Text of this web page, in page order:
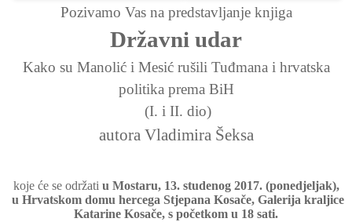
Pozivamo Vas na predstavljanje knjiga
Državni udar
Kako su Manolić i Mesić rušili Tuđmana i hrvatska
politika prema BiH
(I. i II. dio)
autora Vladimira Šeksa
koje će se održati u Mostaru, 13. studenog 2017. (ponedjeljak),
u Hrvatskom domu hercega Stjepana Kosače, Galerija kraljice
Katarine Kosače, s početkom u 18 sati.